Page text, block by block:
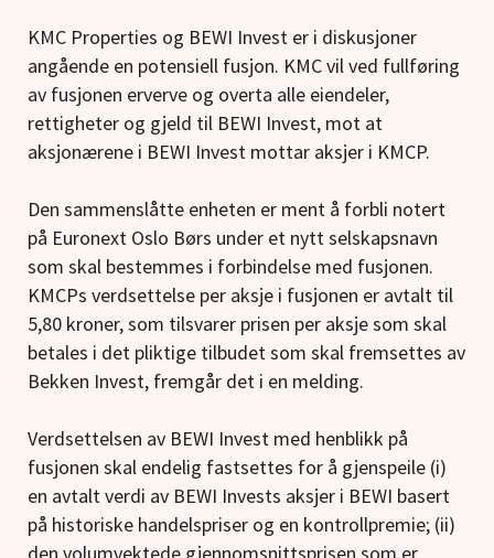
KMC Properties og BEWI Invest er i diskusjoner
angående en potensiell fusjon. KMC vil ved fullføring
av fusjonen erverve og overta alle eiendeler,
rettigheter og gjeld til BEWI Invest, mot at
aksjonærene i BEWI Invest mottar aksjer i KMCP.
Den sammenslåtte enheten er ment å forbli notert
på Euronext Oslo Børs under et nytt selskapsnavn
som skal bestemmes i forbindelse med fusjonen.
KMCPs verdsettelse per aksje i fusjonen er avtalt til
5,80 kroner, som tilsvarer prisen per aksje som skal
betales i det pliktige tilbudet som skal fremsettes av
Bekken Invest, fremgår det i en melding.
Verdsettelsen av BEWI Invest med henblikk på
fusjonen skal endelig fastsettes for å gjenspeile (i)
en avtalt verdi av BEWI Invests aksjer i BEWI basert
på historiske handelspriser og en kontrollpremie; (ii)